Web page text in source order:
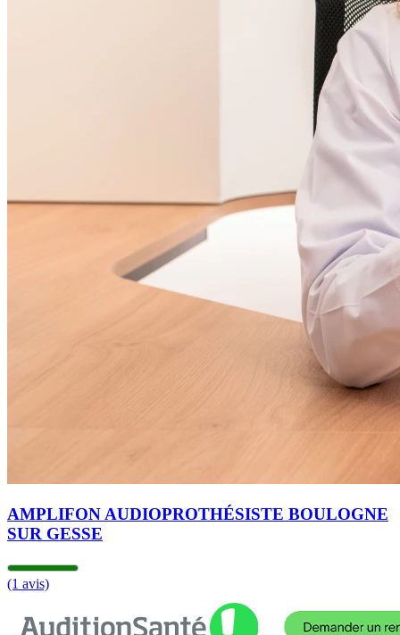
AMPLIFON AUDIOPROTHÉSISTE BOULOGNE
SUR GESSE
(1 avis)